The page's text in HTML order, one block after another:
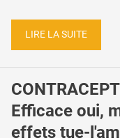
LIRE LA SUITE
Efficace oui,
effets tue-